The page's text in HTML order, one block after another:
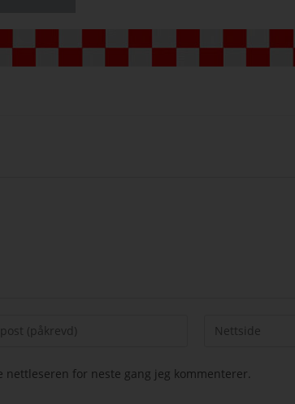
nettleseren for neste gang jeg kommenterer.